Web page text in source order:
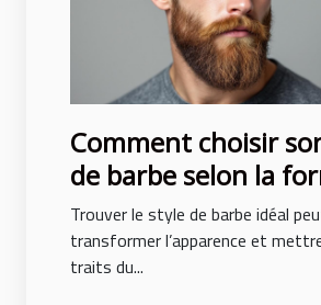
Comment choisir
de barbe selon la
visage ?
Trouver le style de barbe idéal
transformer l’apparence et
traits du...